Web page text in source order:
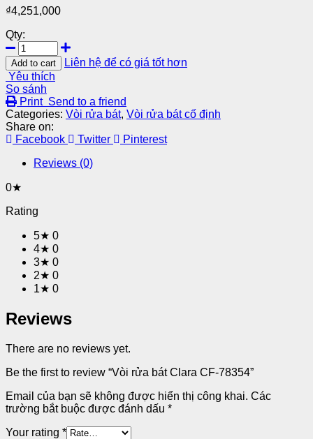
₫4,251,000
Qty:
Add to cart
Liên hệ để có giá tốt hơn
Yêu thích
So sánh
Print Send to a friend
Categories: Vòi rửa bát, Vòi rửa bát cố định
Share on:
Facebook
Twitter
Pinterest
Reviews (0)
0★
Rating
5★ 0
4★ 0
3★ 0
2★ 0
1★ 0
Reviews
There are no reviews yet.
Be the first to review “Vòi rửa bát Clara CF-78354”
Email của bạn sẽ không được hiển thị công khai. Các
trường bắt buộc được đánh dấu *
Your rating *